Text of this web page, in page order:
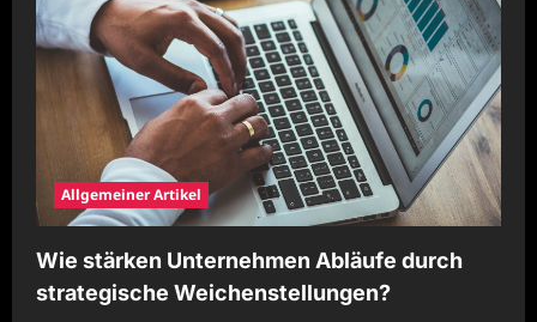
Allgemeiner Artikel
Wie stärken Unternehmen Abläufe durch
strategische Weichenstellungen?